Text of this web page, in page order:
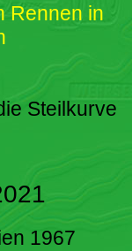
Rennen in
Steilkurve
1967